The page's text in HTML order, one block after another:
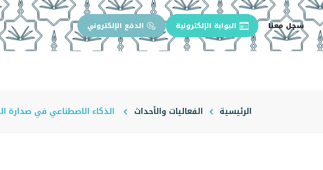
سجل معنا البوابة الإلكترونية الدفع الإلكتروني
الرئيسية الفعاليات والأحداث الذكاء الاصطناعي في صدارة